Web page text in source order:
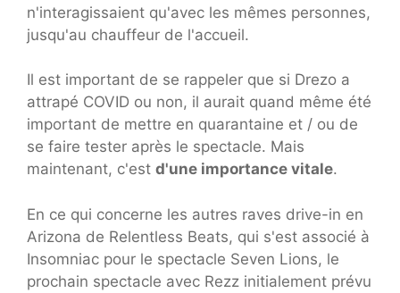
n'interagissaient qu'avec les mêmes personnes,
jusqu'au chauffeur de l'accueil.
Il est important de se rappeler que si Drezo a
attrapé COVID ou non, il aurait quand même été
important de mettre en quarantaine et / ou de
se faire tester après le spectacle. Mais
maintenant, c'est d'une importance vitale.
En ce qui concerne les autres raves drive-in en
Arizona de Relentless Beats, qui s'est associé à
Insomniac pour le spectacle Seven Lions, le
prochain spectacle avec Rezz initialement prévu